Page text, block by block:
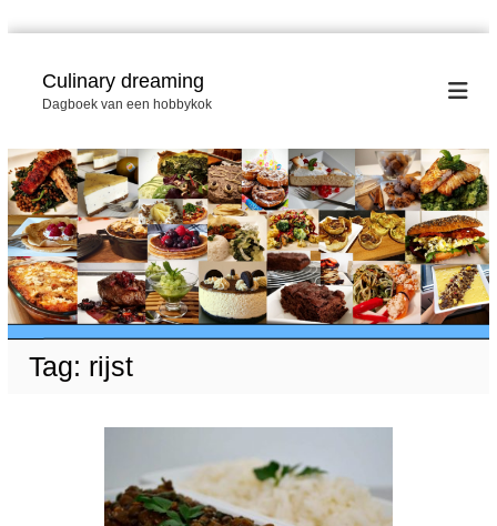
r
d
e
i
n
h
o
u
Culinary dreaming
Dagboek van een hobbykok
Tag: rijst